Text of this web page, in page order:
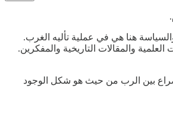
هنا هي في عملية تأليه الغرب.
والمقالات التاريخية والمفكرين.
بين الرب من حيث هو شكل الوجود